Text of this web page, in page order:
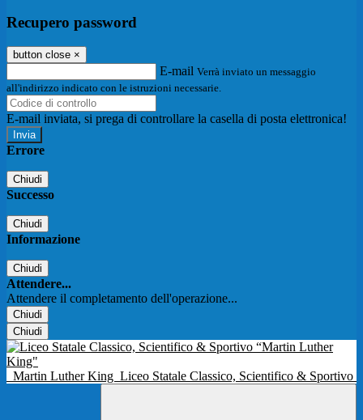
Recupero password
button close ×
E-mail Verrà inviato un messaggio
all'indirizzo indicato con le istruzioni necessarie.
E-mail inviata, si prega di controllare la casella di posta elettronica!
Errore
Chiudi
Successo
Chiudi
Informazione
Chiudi
Attendere...
Attendere il completamento dell'operazione...
Chiudi
Chiudi
Martin Luther King Liceo Statale Classico, Scientifico & Sportivo